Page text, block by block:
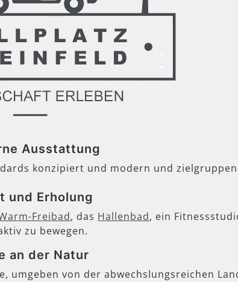
Ausstattung
konzipiert und modern und
und Erholung
Freibad, das Hallenbad, ein
zu bewegen.
an der Natur
von der abwechslungsreichen